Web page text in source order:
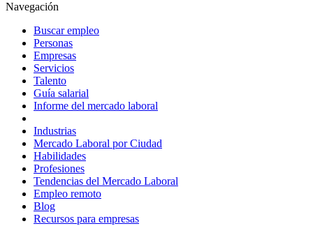
Navegación
Buscar empleo
Personas
Empresas
Servicios
Talento
Guía salarial
Informe del mercado laboral
Industrias
Mercado Laboral por Ciudad
Habilidades
Profesiones
Tendencias del Mercado Laboral
Empleo remoto
Blog
Recursos para empresas